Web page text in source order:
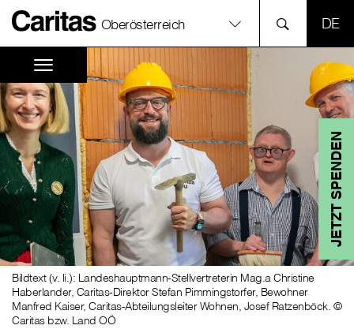
Oberösterreich
JETZT SPENDEN
Bildtext (v. li.): Landeshauptmann-Stellvertreterin Mag.a Christine
Haberlander, Caritas-Direktor Stefan Pimmingstorfer, Bewohner
Manfred Kaiser, Caritas-Abteilungsleiter Wohnen, Josef Ratzenböck. ©
Caritas bzw. Land OÖ